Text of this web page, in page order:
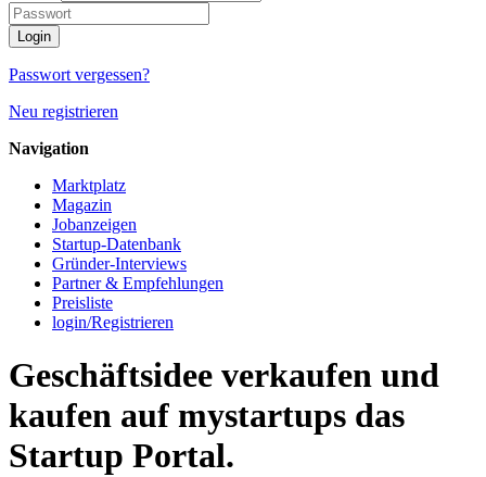
Passwort vergessen?
Neu registrieren
Navigation
Marktplatz
Magazin
Jobanzeigen
Startup-Datenbank
Gründer-Interviews
Partner & Empfehlungen
Preisliste
login/Registrieren
Geschäftsidee verkaufen und
kaufen auf mystartups das
Startup Portal.